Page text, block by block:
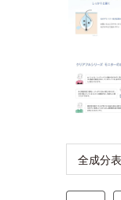
全成分